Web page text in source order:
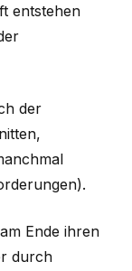
entstehen
der
Ende ihren
durch